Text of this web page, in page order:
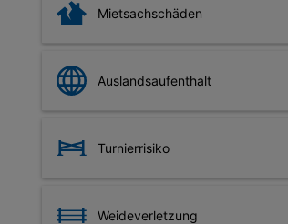
anbieten. Der Pferdehaftpflicht-
Mietsachschäden
Vereinbarung einer Selbstbeteiligung
Pferdeanhänger
Auslandsaufenthalt
oder weltweit. Die Dauer des
Turnierrisiko
verursacht werden. Ausgenommen
Weideverletzung